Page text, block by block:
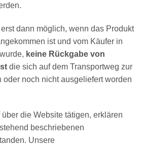
dann möglich, wenn das Produkt
ist und vom Käufer in
keine Rückgabe von
die sich auf dem Transportweg zur
noch nicht ausgeliefert worden
über die Website tätigen, erklären
beschriebenen
Unsere